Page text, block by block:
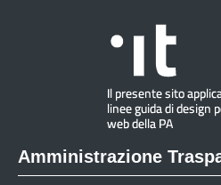
Amministrazione